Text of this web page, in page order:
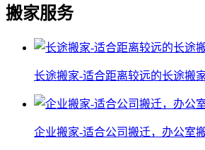
搬家服务
长途搬家-适合距离较远的长途搬
企业搬家-适合公司搬迁，办公室